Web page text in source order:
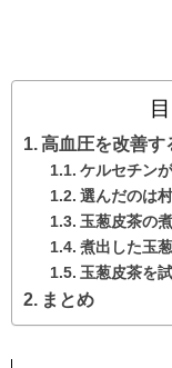
目
高血圧を改善す
ケルセチン
選んだのは
玉葱皮茶の
煮出した玉
玉葱皮茶を
まとめ